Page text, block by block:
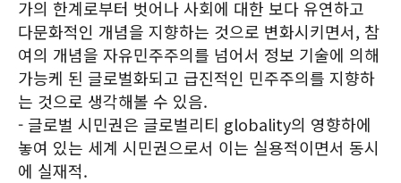
가의 한계로부터 벗어나 사회에 대한 보다 유연하고
다문화적인 개념을 지향하는 것으로 변화시키면서, 참
여의 개념을 자유민주주의를 넘어서 정보 기술에 의해
가능케 된 글로벌화되고 급진적인 민주주의를 지향하
는 것으로 생각해볼 수 있음.
- 글로벌 시민권은 글로벌리티 globality의 영향하에
놓여 있는 세계 시민권으로서 이는 실용적이면서 동시
에 실재적.